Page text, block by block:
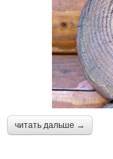
читать дальше →